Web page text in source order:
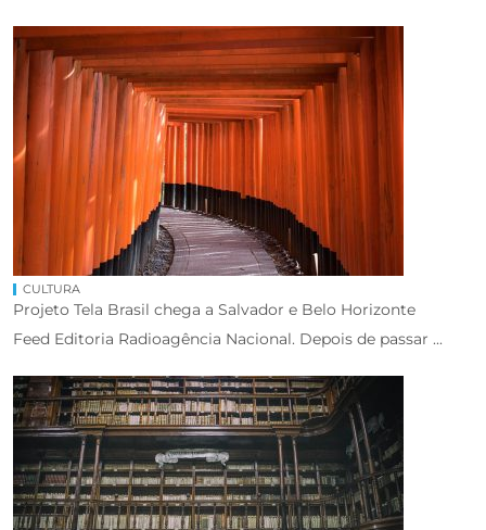
CULTURA
Projeto Tela Brasil chega a Salvador e Belo Horizonte
Feed Editoria Radioagência Nacional. Depois de passar ...